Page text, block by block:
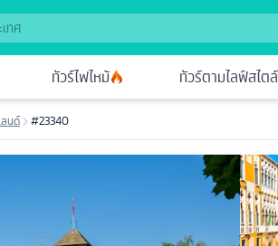
ทัวร์ไฟไหม้ ทัวร์ตามไลฟ์สไตล์
นด์ #23340